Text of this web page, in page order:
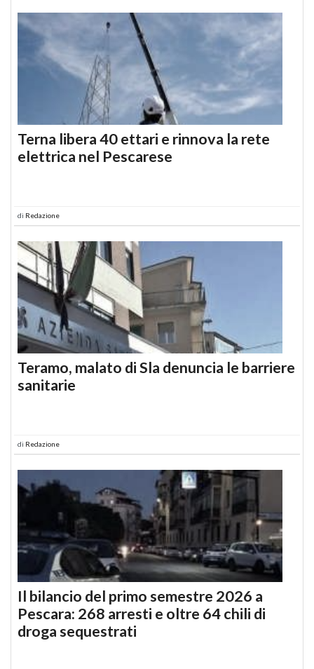
Terna libera 40 ettari e rinnova la rete
elettrica nel Pescarese
di Redazione
Teramo, malato di Sla denuncia le barriere
sanitarie
di Redazione
Il bilancio del primo semestre 2026 a
Pescara: 268 arresti e oltre 64 chili di
droga sequestrati